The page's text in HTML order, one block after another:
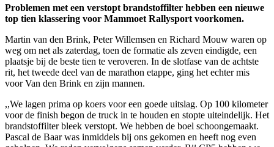
Problemen met een verstopt brandstoffilter hebben een nieuwe
top tien klassering voor Mammoet Rallysport voorkomen.
Martin van den Brink, Peter Willemsen en Richard Mouw waren op
weg om net als zaterdag, toen de formatie als zeven eindigde, een
plaatsje bij de beste tien te veroveren. In de slotfase van de achtste
rit, het tweede deel van de marathon etappe, ging het echter mis
voor Van den Brink en zijn mannen.
,,We lagen prima op koers voor een goede uitslag. Op 100 kilometer
voor de finish begon de truck in te houden en stopte uiteindelijk. Het
brandstoffilter bleek verstopt. We hebben de boel schoongemaakt.
Pascal de Baar was inmiddels bij ons gekomen en heeft nog even